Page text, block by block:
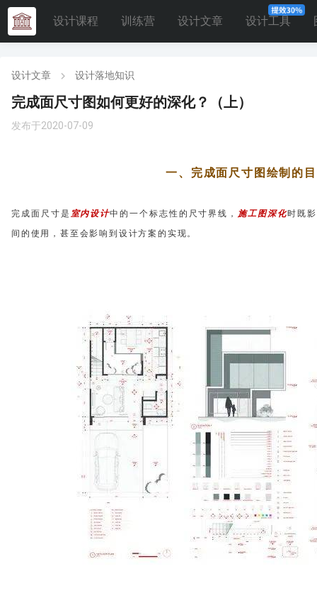
设计课程 训练营 设计文章 设计工具
设计文章 设计落地知识
完成面尺寸图如何更好的深化？（上）
发布于2020-07-09
一、完成面尺寸图绘制的
完成面尺寸是 室内设计中的一个标志性的尺寸界线， 施工图深化时 既
间的使用，甚至会影响到设计方案的实现。